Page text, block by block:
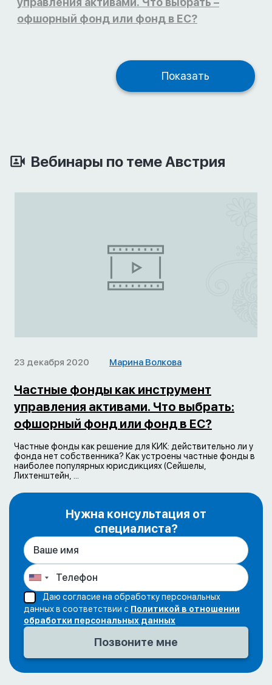
офшорный фонд или фонд в ЕС?
Показать
Вебинары по теме Австрия
23 декабря 2020 Марина Волкова
Частные фонды как инструмент
управления активами. Что выбрать:
офшорный фонд или фонд в ЕС?
Частные фонды как решение для КИК: действительно ли у
фонда нет собственника? Как устроены частные фонды в
наиболее популярных юрисдикциях (Сейшелы,
Лихтенштейн, ...
Нужна консультация от
специалиста?
Даю согласие на обработку персональных
данных в соответствии с Политикой в отношении
обработки персональных данных